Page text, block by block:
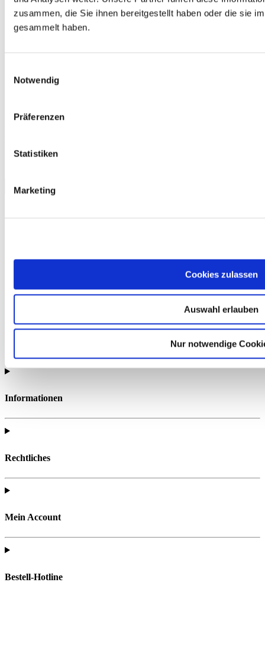
zusammen, die Sie ihnen bereitgestellt haben oder die sie
gesammelt haben.
Notwendig
Präferenzen
Statistiken
Marketing
Cookies zulassen
Auswahl erlauben
Nur notwendige
Kostenlos
0,00 €
Hier finden Sie alle wichtigen Materialien zur gezielten
Vorbereitung auf Ihre Prüfung.
Informationen
Rechtliches
Mein Account
Bestell-Hotline